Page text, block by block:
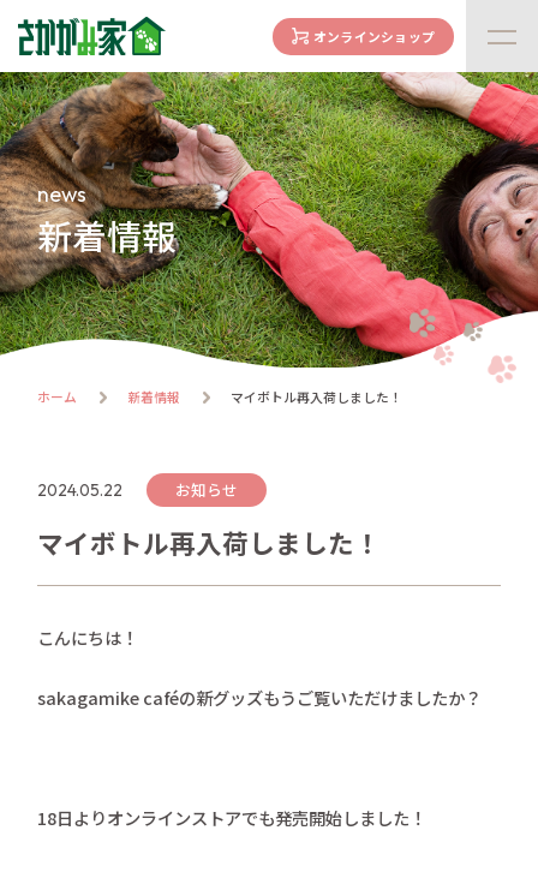
concept
さかがみ家の想い
family
家族になる前に
dogs
わんわん一覧
cats
にゃんにゃん一覧
譲渡までの流れ
ハウス紹介
online store
さかがみ家おすすめグッズ
お問い合わせ
オンラインショップ
news
新着情報
ホーム 新着情報 マイボトル再入荷しました！
2024.05.22 お知らせ
マイボトル再入荷しました！
こんにちは！
sakagamike caféの新グッズもうご覧いただけましたか？
18日よりオンラインストアでも発売開始しました！